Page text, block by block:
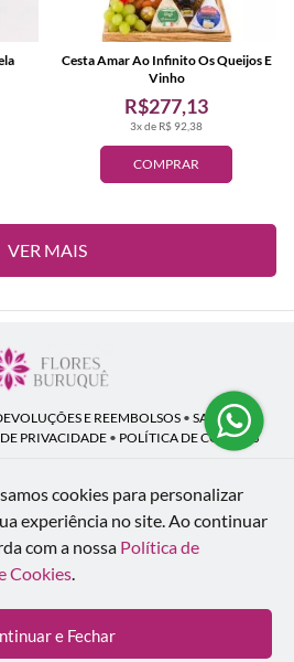
COMPRAR
3x de R$ 92,38
R$277,13
Cesta Amar Ao Infinito Os Queijos E
Vinho
VER MAIS
E REEMBOLSOS• SAC
PRIVACIDADE • POLÍTICA DE COOKIES
| CNPJ: 53.136.758/0001-18
1640 - Bom Retiro - Curitiba - PR -
80520-280
876| Telefone: (41) 9 9815-4876
reservados - Desenvolvido por
Inteligentes
cookies para personalizar
experiência no site.Ao continuar
com a nossa Política de
Cookies.
e Fechar